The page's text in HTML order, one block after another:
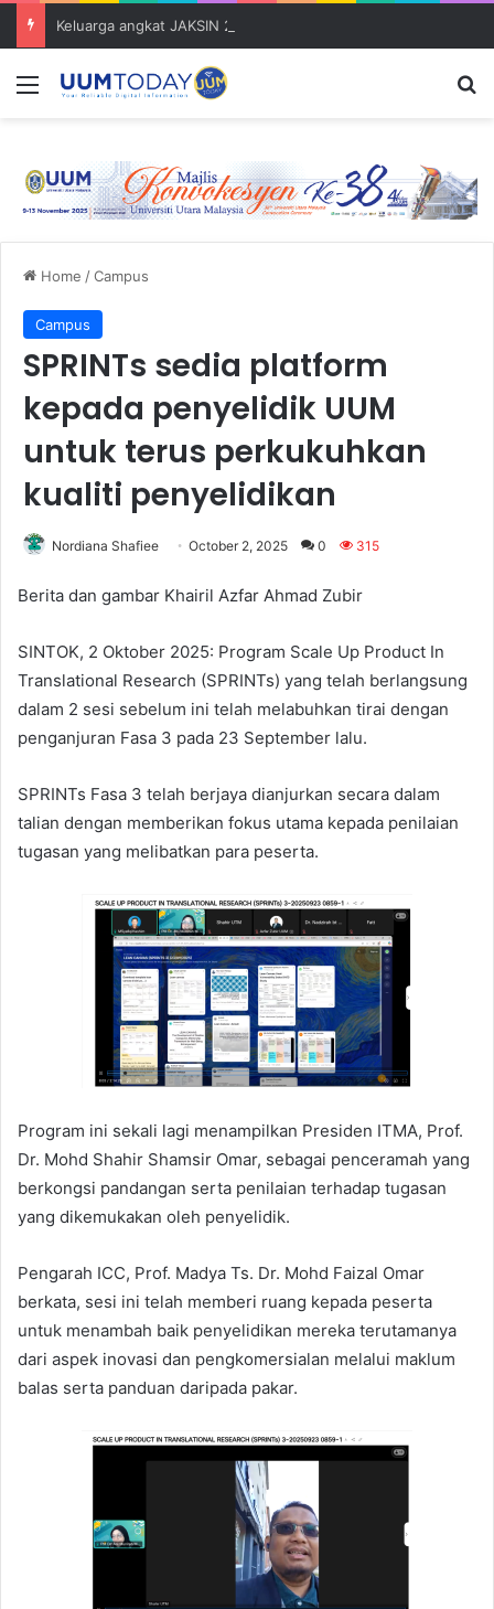
Menu
Home /Campus
Campus
SPRINTs sedia platform
kepada penyelidik UUM
untuk terus perkukuhkan
kualiti penyelidikan
Nordiana Shafiee October 2, 2025 0 315
Berita dan gambar Khairil Azfar Ahmad Zubir
SINTOK, 2 Oktober 2025: Program Scale Up Product In
Translational Research (SPRINTs) yang telah berlangsung
dalam 2 sesi sebelum ini telah melabuhkan tirai dengan
penganjuran Fasa 3 pada 23 September lalu.
SPRINTs Fasa 3 telah berjaya dianjurkan secara dalam
talian dengan memberikan fokus utama kepada penilaian
tugasan yang melibatkan para peserta.
Program ini sekali lagi menampilkan Presiden ITMA, Prof.
Dr. Mohd Shahir Shamsir Omar, sebagai penceramah yang
berkongsi pandangan serta penilaian terhadap tugasan
yang dikemukakan oleh penyelidik.
Pengarah ICC, Prof. Madya Ts. Dr. Mohd Faizal Omar
berkata, sesi ini telah memberi ruang kepada peserta
untuk menambah baik penyelidikan mereka terutamanya
dari aspek inovasi dan pengkomersialan melalui maklum
balas serta panduan daripada pakar.